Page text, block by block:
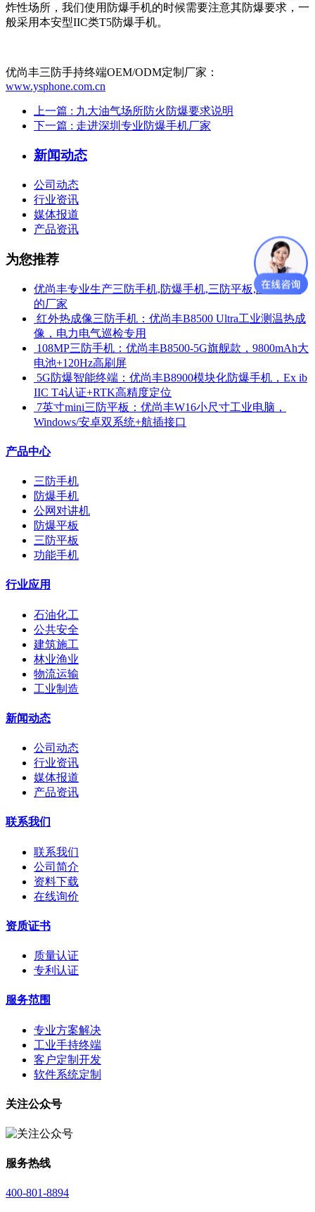
炸性场所，我们使用防爆手机的时候需要注意其防爆要求，一
般采用本安型IIC类T5防爆手机。
优尚丰三防手持终端OEM/ODM定制厂家：
www.ysphone.com.cn
上一篇 : 九大油气场所防火防爆要求说明
下一篇 : 走进深圳专业防爆手机厂家
新闻动态
公司动态
行业资讯
媒体报道
产品资讯
为您推荐
优尚丰专业生产三防手机,防爆手机,三防平板,防爆平板
的厂家
​ 红外热成像三防手机：优尚丰B8500 Ultra工业测温热成
像，电力电气巡检专用
​ 108MP三防手机：优尚丰B8500-5G旗舰款，9800mAh大
电池+120Hz高刷屏
​ 5G防爆智能终端：优尚丰B8900模块化防爆手机，Ex ib
IIC T4认证+RTK高精度定位
​ 7英寸mini三防平板：优尚丰W16小尺寸工业电脑，
Windows/安卓双系统+航插接口
产品中心
三防手机
防爆手机
公网对讲机
防爆平板
三防平板
功能手机
行业应用
石油化工
公共安全
建筑施工
林业渔业
物流运输
工业制造
新闻动态
公司动态
行业资讯
媒体报道
产品资讯
联系我们
联系我们
公司简介
资料下载
在线询价
资质证书
质量认证
专利认证
服务范围
专业方案解决
工业手持终端
客户定制开发
软件系统定制
关注公众号
服务热线
400-801-8894